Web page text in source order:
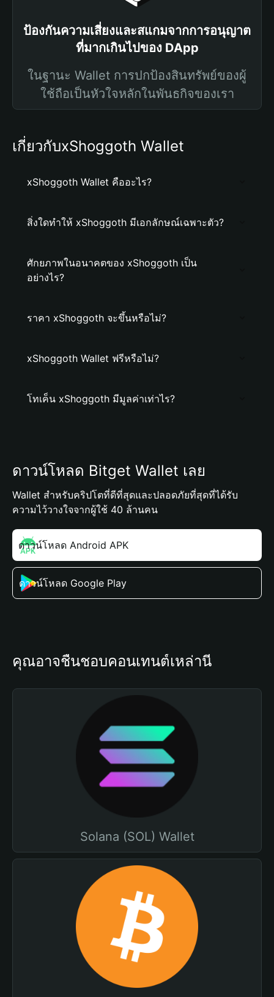
ป้องกันความเสี่ยงและสแกมจากการอนุญาต
ที่มากเกินไปของ DApp
ในฐานะ Wallet การปกป้องสินทรัพย์ของผู้
ใช้ถือเป็นหัวใจหลักในพันธกิจของเรา
เกี่ยวกับxShoggoth Wallet
xShoggoth Wallet คืออะไร?
สิ่งใดทำให้ xShoggoth มีเอกลักษณ์เฉพาะตัว?
ศักยภาพในอนาคตของ xShoggoth เป็น
อย่างไร?
ราคา xShoggoth จะขึ้นหรือไม่?
xShoggoth Wallet ฟรีหรือไม่?
โทเค็น xShoggoth มีมูลค่าเท่าไร?
ดาวน์โหลด Bitget Wallet เลย
Wallet สำหรับคริปโตที่ดีที่สุดและปลอดภัยที่สุดที่ได้รับ
ความไว้วางใจจากผู้ใช้ 40 ล้านคน
ดาวน์โหลด Android APK
ดาวน์โหลด Google Play
คุณอาจชื่นชอบคอนเทนต์เหล่านี้
Solana (SOL) Wallet